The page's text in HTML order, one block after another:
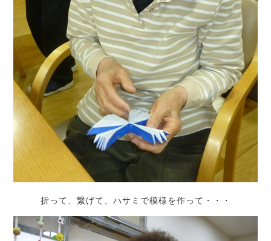
折って、繋げて、ハサミで模様を作って・・・